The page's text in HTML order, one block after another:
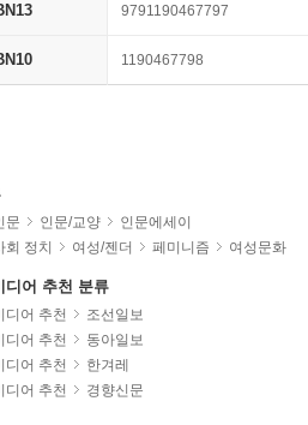
9791190467797
1190467798
문 인문/교양
인문에세이
회 정치 여성/젠더 페미니즘 여성문화
디어 추천 분류
디어 추천
조선일보
디어 추천
동아일보
디어 추천
한겨레
디어 추천 경향신문